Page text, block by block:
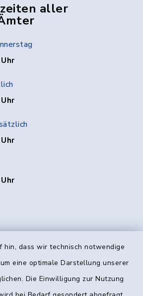
hin, dass wir technisch notwendige
eine optimale Darstellung unserer
Die Einwilligung zur Nutzung
aller
Kontakt